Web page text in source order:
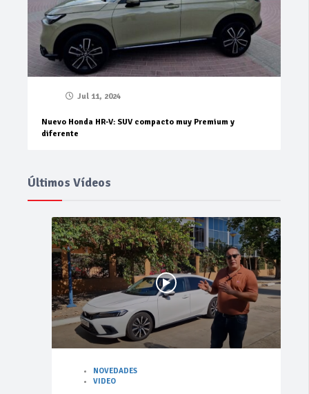
Jul 11, 2024
Nuevo Honda HR-V: SUV compacto muy Premium y
diferente
Últimos Vídeos
NOVEDADES
VIDEO